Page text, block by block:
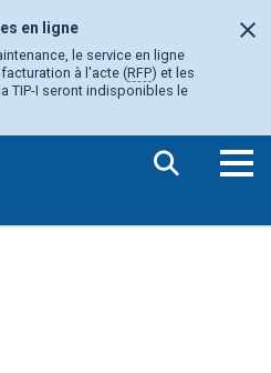
en ligne
le service en ligne
à l'acte (RFP) et les
TIP-I seront indisponibles le